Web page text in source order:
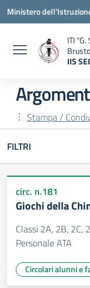
Vai ai contenuti
Vai al menu di
Vai al footer
Ministero
ITI
IIS
Stampa /
FILTRI
circ. n.181
Giochi della
Classi 2A, 2B, 2C,
Personale ATA
Circolari alunni e